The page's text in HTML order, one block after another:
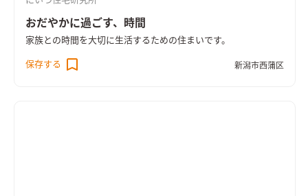
おだやかに過ごす、時間
家族との時間を大切に生活するための住まいです。
保存する 新潟市西蒲区